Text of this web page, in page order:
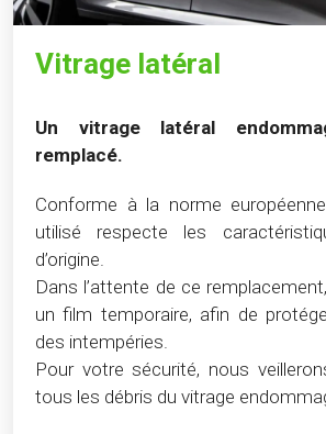
Vitrage latéral
Un vitrage latéral
remplacé.
Conforme à la norme
utilisé respecte les
d’origine.
Dans l’attente de ce
un film temporaire, afin de
des intempéries.
Pour votre sécurité, nous
tous les débris du vitrage